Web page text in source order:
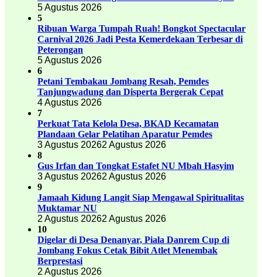
5 Agustus 2026
5
Ribuan Warga Tumpah Ruah! Bongkot Spectacular
Carnival 2026 Jadi Pesta Kemerdekaan Terbesar di
Peterongan
5 Agustus 2026
6
Petani Tembakau Jombang Resah, Pemdes
Tanjungwadung dan Disperta Bergerak Cepat
4 Agustus 2026
7
Perkuat Tata Kelola Desa, BKAD Kecamatan
Plandaan Gelar Pelatihan Aparatur Pemdes
3 Agustus 20262 Agustus 2026
8
Gus Irfan dan Tongkat Estafet NU Mbah Hasyim
3 Agustus 20262 Agustus 2026
9
Jamaah Kidung Langit Siap Mengawal Spiritualitas
Muktamar NU
2 Agustus 20262 Agustus 2026
10
Digelar di Desa Denanyar, Piala Danrem Cup di
Jombang Fokus Cetak Bibit Atlet Menembak
Berprestasi
2 Agustus 2026